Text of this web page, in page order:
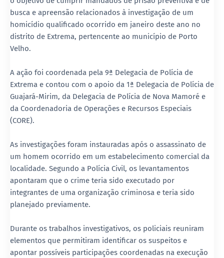
busca e apreensão relacionados à investigação de um
homicídio qualificado ocorrido em janeiro deste ano no
distrito de Extrema, pertencente ao município de Porto
Velho.
A ação foi coordenada pela 9ª Delegacia de Polícia de
Extrema e contou com o apoio da 1ª Delegacia de Polícia de
Guajará-Mirim, da Delegacia de Polícia de Nova Mamoré e
da Coordenadoria de Operações e Recursos Especiais
(CORE).
As investigações foram instauradas após o assassinato de
um homem ocorrido em um estabelecimento comercial da
localidade. Segundo a Polícia Civil, os levantamentos
apontaram que o crime teria sido executado por
integrantes de uma organização criminosa e teria sido
planejado previamente.
Durante os trabalhos investigativos, os policiais reuniram
elementos que permitiram identificar os suspeitos e
apontar possíveis participações coordenadas na execução